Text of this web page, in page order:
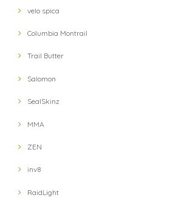
velo spica
Columbia Montrail
Trail Butter
Salomon
SealSkinz
MMA
ZEN
inv8
RaidLight